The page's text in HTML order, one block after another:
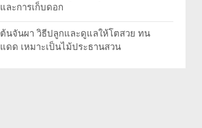
และการเก็บดอก
ต้นจันผา วิธีปลูกและดูแลให้โตสวย ทน
แดด เหมาะเป็นไม้ประธานสวน